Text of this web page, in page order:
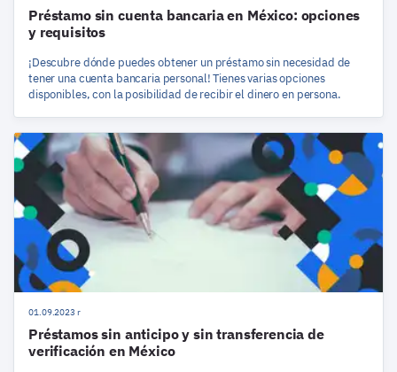
Préstamo sin cuenta bancaria en México: opciones
y requisitos
¡Descubre dónde puedes obtener un préstamo sin necesidad de
tener una cuenta bancaria personal! Tienes varias opciones
disponibles, con la posibilidad de recibir el dinero en persona.
01.09.2023 r
Préstamos sin anticipo y sin transferencia de
verificación en México